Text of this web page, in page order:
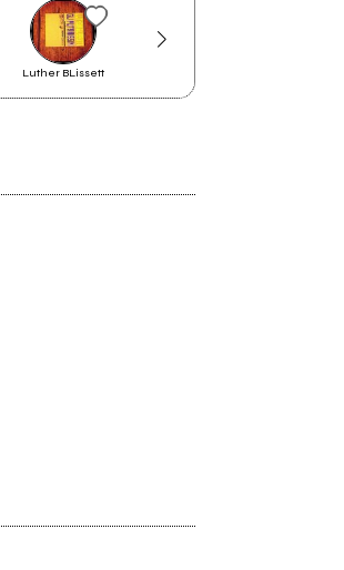
Luther BLissett